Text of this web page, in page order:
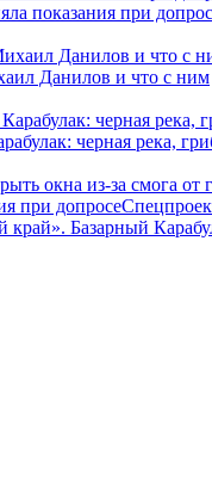
показания при
Данилов и что с ним
черная река,
окна из-за смога
при допросе
Базарный